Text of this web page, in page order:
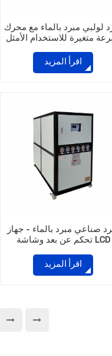
لولبي مبرد بالماء مع محرك
متغيرة للاستخدام الأمثل
اقرأ المزيد
صناعي مبرد بالماء - جهاز
تحكم عن بعد وشاشة LCD
اقرأ المزيد